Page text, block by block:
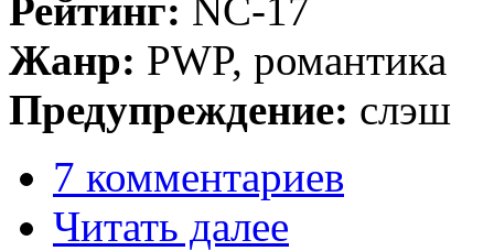
Рейтинг: NC-17
Жанр: PWP, романтика
Предупреждение: слэш
7 комментариев
Читать далее